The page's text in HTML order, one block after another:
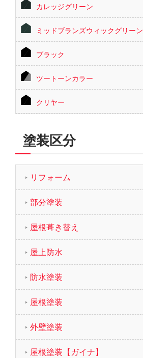
カレッジグリーン
ミッドブランズウィックグリーン
ブラック
ツートーンカラー
クリヤー
塗装区分
リフォーム
部分塗装
屋根葺き替え
屋上防水
防水塗装
屋根塗装
外壁塗装
屋根塗装【ガイナ】